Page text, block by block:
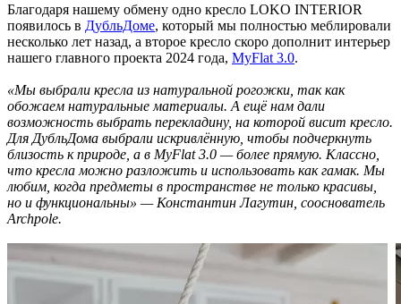
Благодаря нашему обмену одно кресло LOKO INTERIOR
появилось в ДубльДоме, который мы полностью меблировали
несколько лет назад, а второе кресло скоро дополнит интерьер
нашего главного проекта 2024 года, MyFlat 3.0.
«Мы выбрали кресла из натуральной рогожки, так как
обожаем натуральные материалы. А ещё нам дали
возможность выбрать перекладину, на которой висит кресло.
Для ДубльДома выбрали искривлённую, чтобы подчеркнуть
близость к природе, а в MyFlat 3.0 — более прямую. Классно,
что кресла можно разложить и использовать как гамак. Мы
любим, когда предметы в пространстве не только красивы,
но и функциональны» — Константин Лагутин, сооснователь
Archpole.